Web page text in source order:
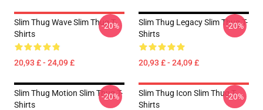
Slim Thug Wave Slim Thug T-
Shirts
20,93 £ - 24,09 £
-20%
Slim Thug Legacy Slim Thug T-
Shirts
20,93 £ - 24,09 £
-20%
Slim Thug Motion Slim Thug T-
Shirts
-20%
Slim Thug Icon Slim Thug T-
Shirts
-20%